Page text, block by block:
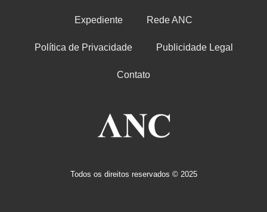
Expediente Rede ANC
Política de Privacidade Publicidade Legal
Contato
Todos os direitos reservados © 2025